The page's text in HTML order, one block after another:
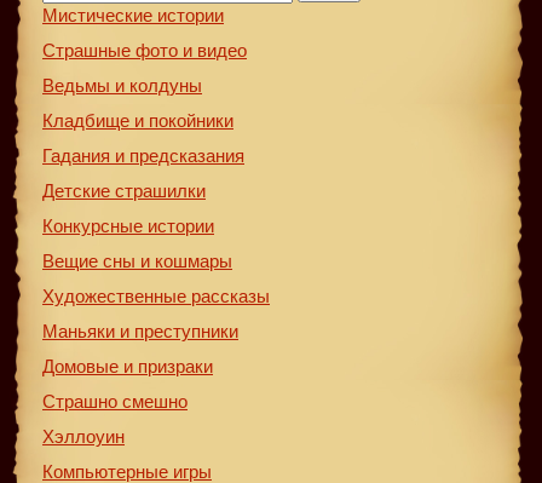
Мистические истории
Страшные фото и видео
Ведьмы и колдуны
Кладбище и покойники
Гадания и предсказания
Детские страшилки
Конкурсные истории
Вещие сны и кошмары
Художественные рассказы
Маньяки и преступники
Домовые и призраки
Страшно смешно
Хэллоуин
Компьютерные игры